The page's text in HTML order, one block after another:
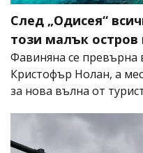
След „Одисея“
този малък
Фавиняна се превърна
Кристофър Нолан, а
за нова вълна от